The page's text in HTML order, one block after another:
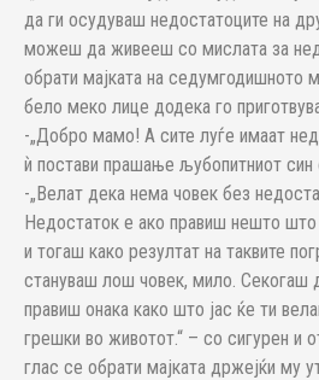
да ги осудуваш недостатоците на
можеш да живееш со мислата за
обрати мајката на седумгодишното
бело меко лице додека го
-„Добро мамо! А сите луѓе имаат
ѝ постави прашање љубопитниот син
-„Велат дека нема човек без
Недостаток е ако правиш нешто
и тогаш како резултат на таквите
стануваш лош човек, мило.
правиш онака како што јас ќе ти
грешки во животот.“ – со сигурен и
глас се обрати мајката држејќи му